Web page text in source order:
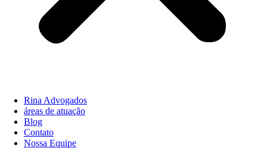
Rina Advogados
áreas de atuação
Blog
Contato
Nossa Equipe